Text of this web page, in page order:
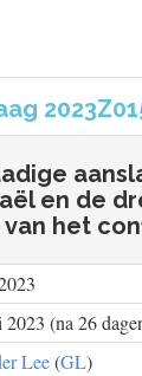
en de
het
2023 (na 26
Lee(GL)